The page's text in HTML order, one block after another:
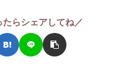
たらシェアしてね／